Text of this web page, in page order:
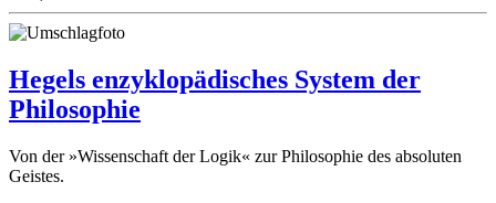
Hegels enzyklopädisches System der
Philosophie
Von der »Wissenschaft der Logik« zur Philosophie des absoluten
Geistes.